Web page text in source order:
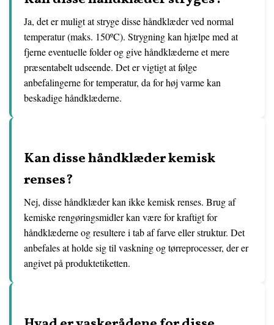
Ja, det er muligt at stryge disse håndklæder ved normal
temperatur (maks. 150ºC). Strygning kan hjælpe med at
fjerne eventuelle folder og give håndklæderne et mere
præsentabelt udseende. Det er vigtigt at følge
anbefalingerne for temperatur, da for høj varme kan
beskadige håndklæderne.
Kan disse håndklæder kemisk
renses?
Nej, disse håndklæder kan ikke kemisk renses. Brug af
kemiske rengøringsmidler kan være for kraftigt for
håndklæderne og resultere i tab af farve eller struktur. Det
anbefales at holde sig til vaskning og tørreprocesser, der er
angivet på produktetiketten.